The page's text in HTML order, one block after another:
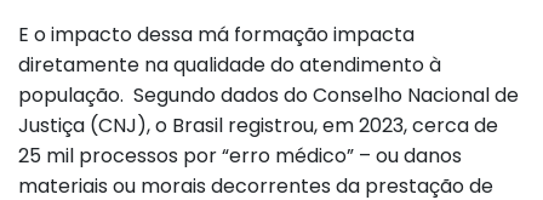
E o impacto dessa má formação impacta
diretamente na qualidade do atendimento à
população. Segundo dados do Conselho Nacional de
Justiça (CNJ), o Brasil registrou, em 2023, cerca de
25 mil processos por “erro médico” – ou danos
materiais ou morais decorrentes da prestação de